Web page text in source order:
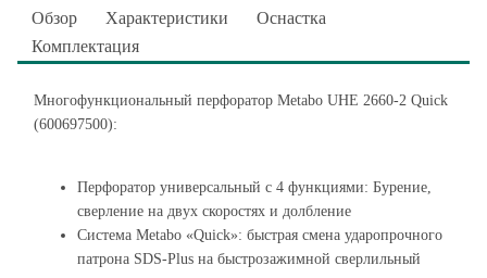
Обзор Характеристики
Оснастка
Комплектация
Многофункциональный перфоратор Metabo UHE 2660-2 Quick
(600697500):
Перфоратор универсальный с 4 функциями: Бурение,
сверление на двух скоростях и долбление
Система Metabo «Quick»: быстрая смена ударопрочного
патрона SDS-Plus на быстрозажимной сверлильный